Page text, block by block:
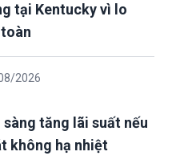
tại Kentucky vì lo
2026
sàng tăng lãi suất nếu
không hạ nhiệt